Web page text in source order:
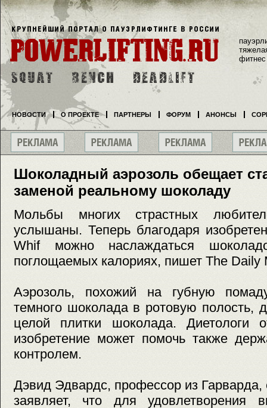
Шоколадный аэрозоль обещает
заменой реальному шоколаду
Мольбы многих страстных
услышаны. Теперь благодаря
Whif можно наслаждаться
поглощаемых калориях, пишет The Daily
Аэрозоль, похожий на губную
темного шоколада в ротовую полость,
целой плитки шоколада. Диетологи
изобретение может помочь также
контролем.
Дэвид Эдвардс, профессор из Гарварда,
заявляет, что для удовлетворения
фитнес
НОВОСТИ О ПРОЕКТЕ ПАРТНЕРЫ ФОРУМ АНОНСЫ